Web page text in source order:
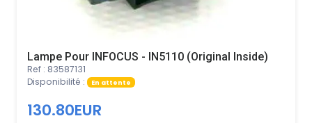
Lampe Pour INFOCUS - IN5110 (Original Inside)
Ref : 83587131
Disponibilité :
En attente
130.80EUR